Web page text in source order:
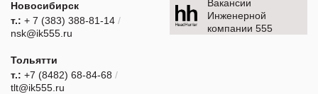
Новосибирск
т.: + 7 (383) 388-81-14 /
nsk@ik555.ru
Тольятти
т.: +7 (8482) 68-84-68 /
tlt@ik555.ru
Вакансии
Инженерной
компании 555